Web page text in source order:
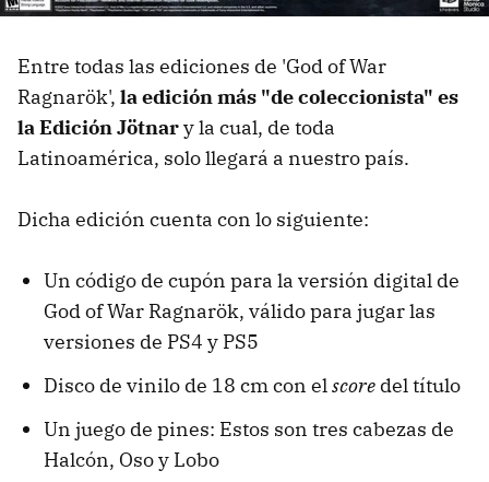
Entre todas las ediciones de 'God of War
Ragnarök', la edición más "de coleccionista" es
la Edición Jötnary la cual, de toda
Latinoamérica, solo llegará a nuestro país.
Dicha edición cuenta con lo siguiente:
Un código de cupón para la versión digital de
God of War Ragnarök, válido para jugar las
versiones de PS4 y PS5
Disco de vinilo de 18 cm con elscore del título
Un juego de pines: Estos son tres cabezas de
Halcón, Oso y Lobo